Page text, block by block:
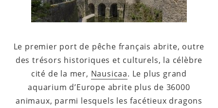
Le premier port de pêche français abrite, outre
des trésors historiques et culturels, la célèbre
cité de la mer, Nausicaa. Le plus grand
aquarium d’Europe abrite plus de 36000
animaux, parmi lesquels les facétieux dragons